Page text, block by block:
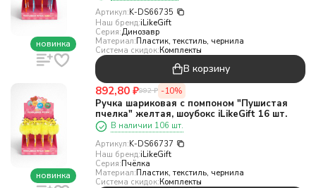
новинка
Артикул:K-DS66735
Наш бренд:iLikeGift
Серия:Динозавр
Материал:Пластик, текстиль, чернила
Система скидок:Комплекты
В корзину
новинка
892,80 ₽992 ₽ -10%
Ручка шариковая с помпоном "Пушистая
пчелка" желтая, шоубокс iLikeGift 16 шт.
В наличии 106 шт.
Артикул:K-DS66737
Наш бренд:iLikeGift
Серия:Пчёлка
Материал:Пластик, текстиль, чернила
Система скидок:Комплекты